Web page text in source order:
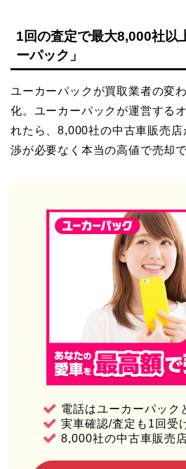
1回の査定で最大8,000社以
ーパック」
ユーカーパックが買取業者の変
化。ユーカーパックが運営する
れたら、8,000社の中古車販売
渉が必要なく本当の高値で売却
電話はユーカーパック
実車確認/査定も1回受
8,000社の中古車販売